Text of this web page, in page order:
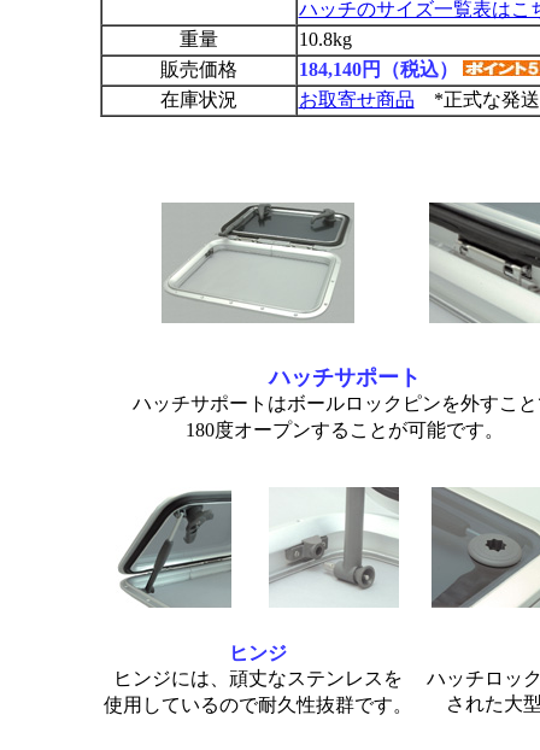
ハッチのサイズ一覧表はこ
重量
10.8kg
販売価格
184,140円（税込）
在庫状況
お取寄せ商品 *正式な発送
ハッチサポート
ハッチサポートはボールロックピンを外すこ
180度オープンすることが可能です。
ヒンジ
ヒンジには、頑丈なステンレスを
使用しているので耐久性抜群です。
ハッチロッ
された大